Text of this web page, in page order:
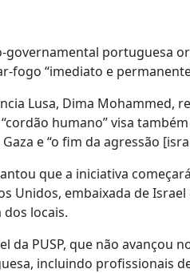
governamental portuguesa
fogo “imediato e
Lusa, Dima Mohammed,
humano” visa
e “o fim da agressão
que a iniciativa
Unidos, embaixada de
dos locais.
da PUSP, que não avançou
incluindo profissionais